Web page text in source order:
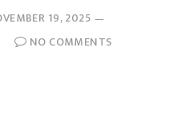
19, 2025
NO COMMENTS